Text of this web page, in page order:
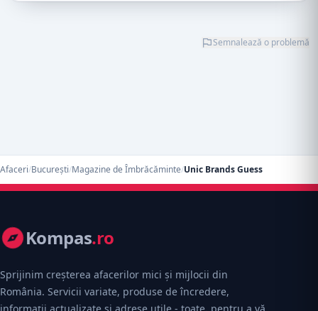
Semnalează o problemă
Afaceri/București/Magazine de Îmbrăcăminte/Unic Brands Guess
Kompas.ro
Sprijinim creșterea afacerilor mici și mijlocii din
România. Servicii variate, produse de încredere,